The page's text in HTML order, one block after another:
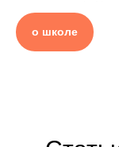
о школе